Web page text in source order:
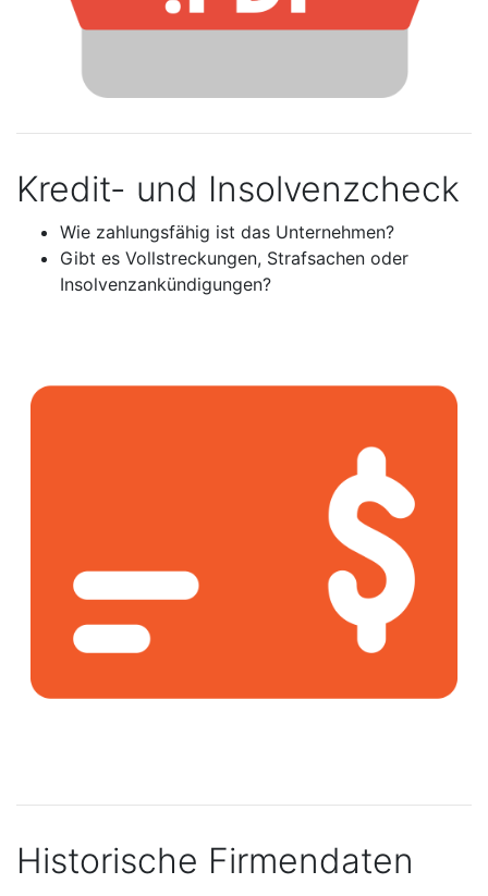
Kredit- und Insolvenzcheck
Wie zahlungsfähig ist das Unternehmen?
Gibt es Vollstreckungen, Strafsachen oder
Insolvenzankündigungen?
Historische Firmendaten